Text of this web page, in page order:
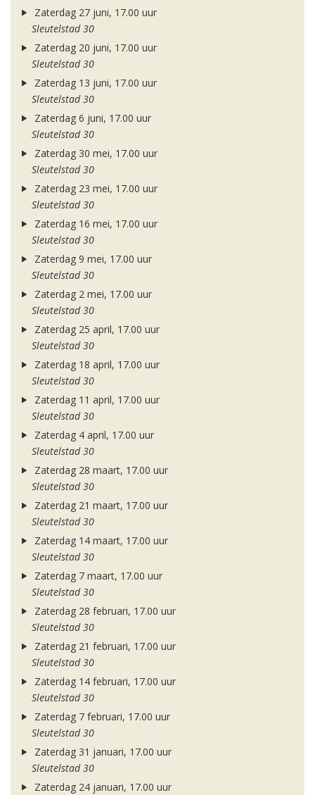
Zaterdag 27 juni, 17.00 uur
Sleutelstad 30
Zaterdag 20 juni, 17.00 uur
Sleutelstad 30
Zaterdag 13 juni, 17.00 uur
Sleutelstad 30
Zaterdag 6 juni, 17.00 uur
Sleutelstad 30
Zaterdag 30 mei, 17.00 uur
Sleutelstad 30
Zaterdag 23 mei, 17.00 uur
Sleutelstad 30
Zaterdag 16 mei, 17.00 uur
Sleutelstad 30
Zaterdag 9 mei, 17.00 uur
Sleutelstad 30
Zaterdag 2 mei, 17.00 uur
Sleutelstad 30
Zaterdag 25 april, 17.00 uur
Sleutelstad 30
Zaterdag 18 april, 17.00 uur
Sleutelstad 30
Zaterdag 11 april, 17.00 uur
Sleutelstad 30
Zaterdag 4 april, 17.00 uur
Sleutelstad 30
Zaterdag 28 maart, 17.00 uur
Sleutelstad 30
Zaterdag 21 maart, 17.00 uur
Sleutelstad 30
Zaterdag 14 maart, 17.00 uur
Sleutelstad 30
Zaterdag 7 maart, 17.00 uur
Sleutelstad 30
Zaterdag 28 februari, 17.00 uur
Sleutelstad 30
Zaterdag 21 februari, 17.00 uur
Sleutelstad 30
Zaterdag 14 februari, 17.00 uur
Sleutelstad 30
Zaterdag 7 februari, 17.00 uur
Sleutelstad 30
Zaterdag 31 januari, 17.00 uur
Sleutelstad 30
Zaterdag 24 januari, 17.00 uur